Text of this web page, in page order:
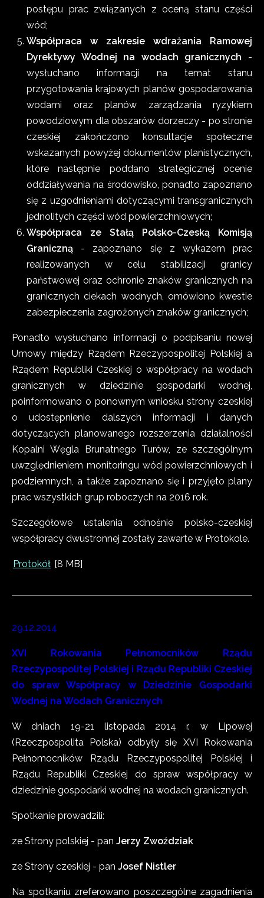
postępu prac związanych z oceną stanu części
wód;
Współpraca w zakresie wdrażania Ramowej
Dyrektywy Wodnej na wodach granicznych -
wysłuchano informacji na temat stanu
przygotowania krajowych planów gospodarowania
wodami oraz planów zarządzania ryzykiem
powodziowym dla obszarów dorzeczy - po stronie
czeskiej zakończono konsultacje społeczne
wskazanych powyżej dokumentów planistycznych,
które następnie poddano strategicznej ocenie
oddziaływania na środowisko, ponadto zapoznano
się z uzgodnieniami dotyczącymi transgranicznych
jednolitych części wód powierzchniowych;
Współpraca ze Stałą Polsko-Czeską Komisją
Graniczną - zapoznano się z wykazem prac
realizowanych w celu stabilizacji granicy
państwowej oraz ochronie znaków granicznych na
granicznych ciekach wodnych, omówiono kwestie
zabezpieczenia zagrożonych znaków granicznych;
Ponadto wysłuchano informacji o podpisaniu nowej
Umowy między Rządem Rzeczypospolitej Polskiej a
Rządem Republiki Czeskiej o współpracy na wodach
granicznych w dziedzinie gospodarki wodnej,
poinformowano o ponownym wniosku strony czeskiej
o udostępnienie dalszych informacji i danych
dotyczących planowanego rozszerzenia działalności
Kopalni Węgla Brunatnego Turów, ze szczególnym
uwzględnieniem monitoringu wód powierzchniowych i
podziemnych, a także zapoznano się i przyjęto plany
prac wszystkich grup roboczych na 2016 rok.
Szczegółowe ustalenia odnośnie polsko-czeskiej
współpracy dwustronnej zostały zawarte w Protokole.
Protokół [8 MB]
29.12.2014
XVI Rokowania Pełnomocników Rządu
Rzeczypospolitej Polskiej i Rządu Republiki Czeskiej
do spraw Współpracy w Dziedzinie Gospodarki
Wodnej na Wodach Granicznych
W dniach 19-21 listopada 2014 r. w Lipowej
(Rzeczpospolita Polska) odbyły się XVI Rokowania
Pełnomocników Rządu Rzeczypospolitej Polskiej i
Rządu Republiki Czeskiej do spraw współpracy w
dziedzinie gospodarki wodnej na wodach granicznych.
Spotkanie prowadzili:
ze Strony polskiej - pan Jerzy Zwoździak
ze Strony czeskiej - pan Josef Nistler
Na spotkaniu zreferowano poszczególne zagadnienia